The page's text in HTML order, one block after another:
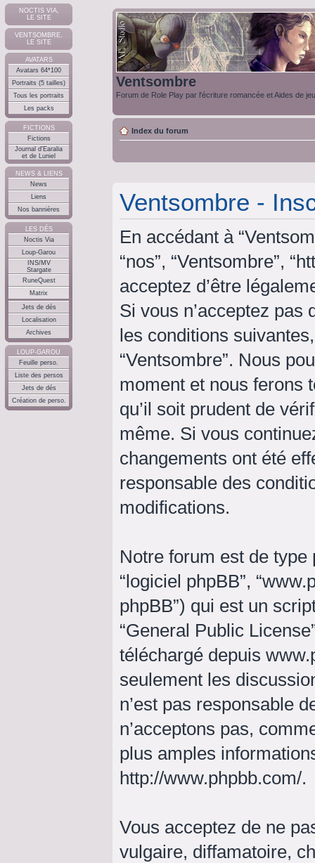
NOCTIS VIA,
LE SITE
VENTSOMBRE,
LE SITE
AVATARS
Avatars 64*100
Portraits (5 tailles)
Tous les portraits
Les packs
FICTIONS
Fictions
Journal d'Earalia
et de Luniel
NEWS & LIENS
News
Liens
Nos bannières
LES DÉS
Noctis Via
Loup-Garou
INS/MV
Stargate
RuneQuest
Matrix
Jets de dés
Localisation
Archives
LOUP-GAROU
Feuille perso.
Liste des persos
Jets de dés
Création de perso.
Ventsombre
Forum de Role Play par l'écriture romancée et Aides de
Index du forum
Ventsombre -
En accédant à
“nos”, “Ventsombre”,
acceptez d’être
Si vous n’acceptez pas
les conditions
“Ventsombre”. Nous
moment et nous ferons
qu’il soit prudent de
même. Si vous
changements ont été
responsable des
modifications.
Notre forum est de type
“logiciel phpBB”,
phpBB”) qui est un
“General Public License
téléchargé depuis
seulement les
n’est pas responsable
n’acceptons pas,
plus amples
http://www.phpbb.com/.
Vous acceptez de ne
vulgaire, diffamatoire,